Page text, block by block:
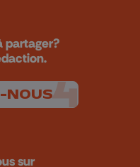
partager?
NOUS
sur